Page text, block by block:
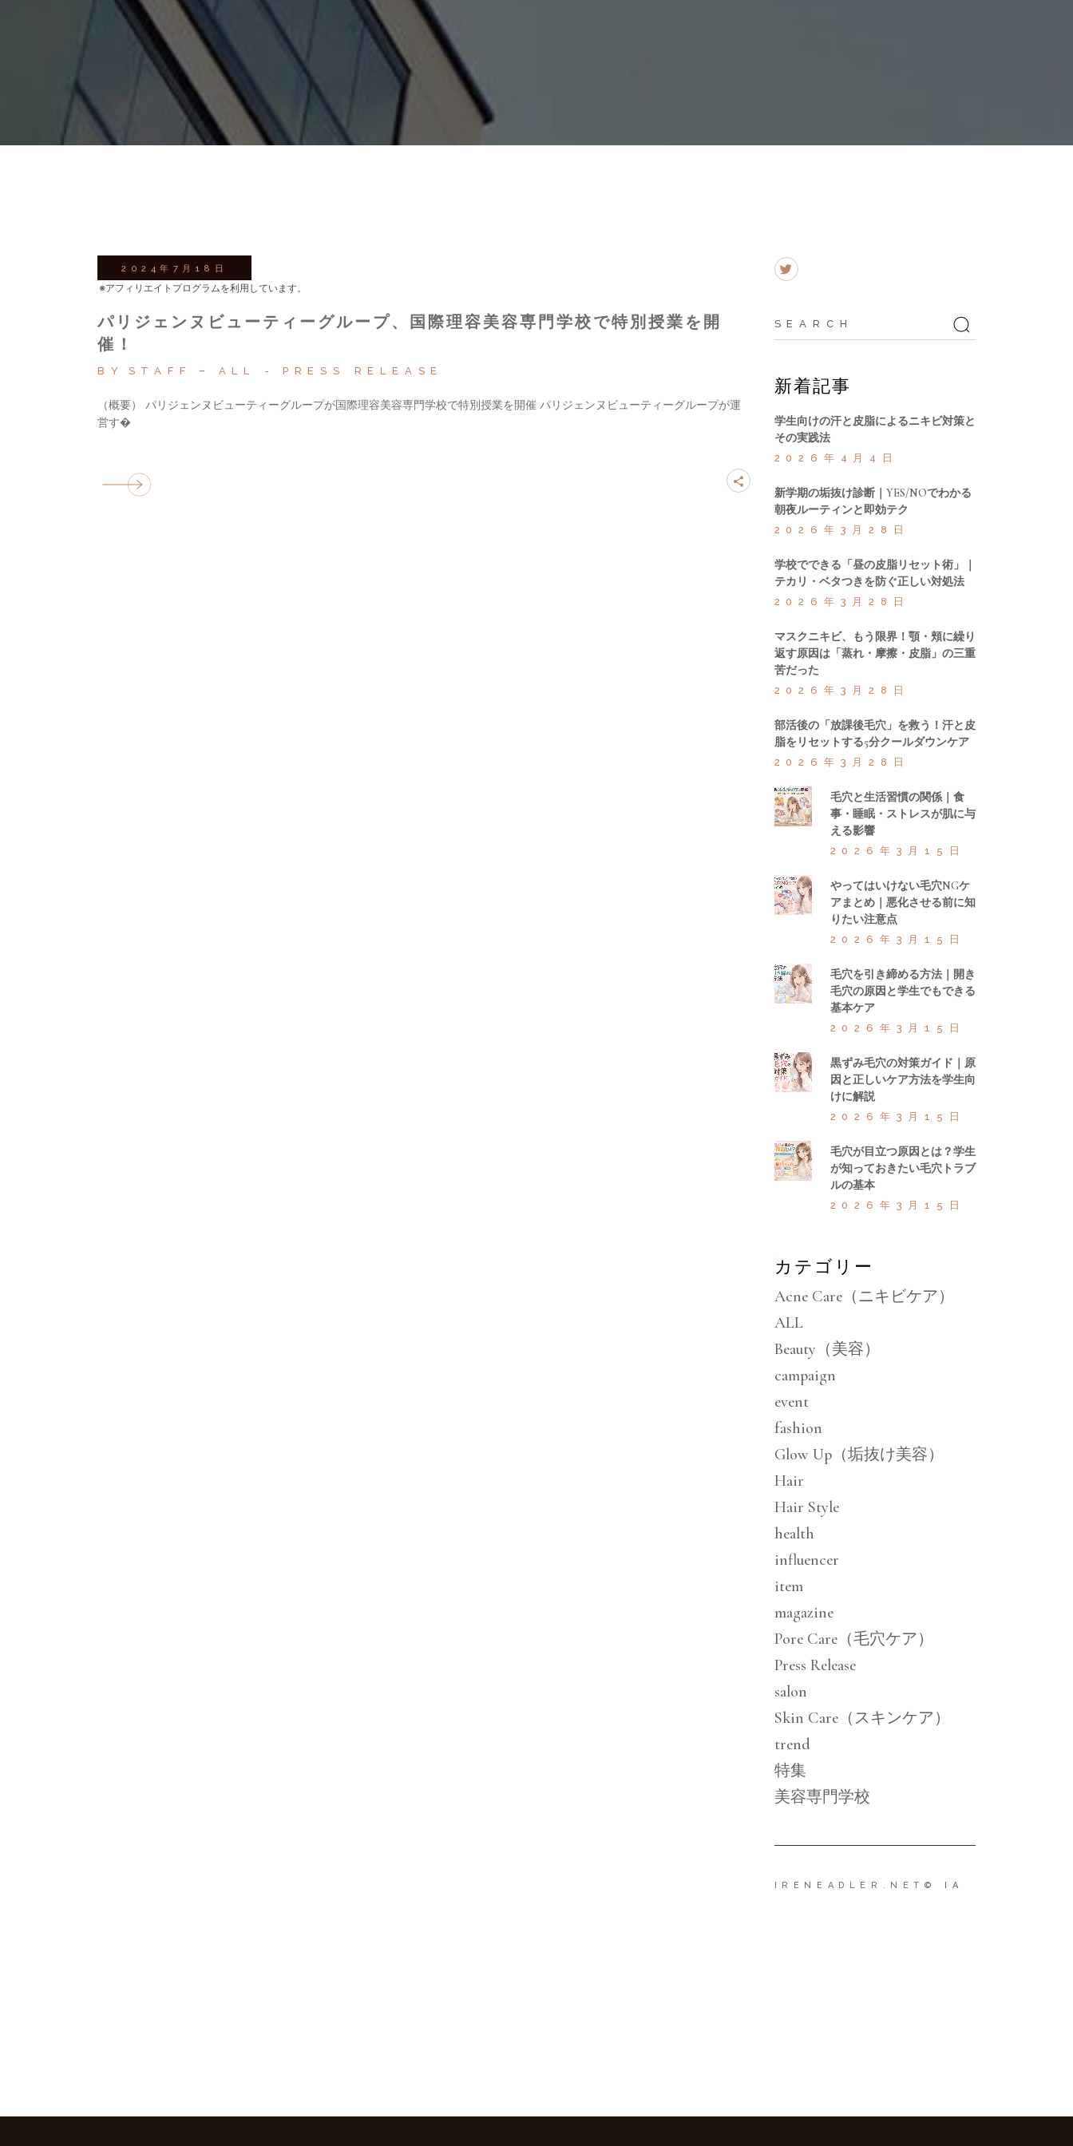
2024年7月18日
パリジェンヌビューティーグループ、国際理容美容専門学校で特別授業を開
催！
BY STAFF ALL PRESS RELEASE
（概要） パリジェンヌビューティーグループが国際理容美容専門学校で特別授業を開催 パリジェンヌビューティーグループが運
営す�
※アフィリエイトプログラムを利用しています。
Search
for:
新着記事
学生向けの汗と皮脂によるニキビ対策と
その実践法
2026年4月4日
新学期の垢抜け診断｜YES/NOでわかる
朝夜ルーティンと即効テク
2026年3月28日
学校でできる「昼の皮脂リセット術」｜
テカリ・ベタつきを防ぐ正しい対処法
2026年3月28日
マスクニキビ、もう限界！顎・頬に繰り
返す原因は「蒸れ・摩擦・皮脂」の三重
苦だった
2026年3月28日
部活後の「放課後毛穴」を救う！汗と皮
脂をリセットする5分クールダウンケア
2026年3月28日
毛穴と生活習慣の関係｜食
事・睡眠・ストレスが肌に与
える影響
2026年3月15日
やってはいけない毛穴NGケ
アまとめ｜悪化させる前に知
りたい注意点
2026年3月15日
毛穴を引き締める方法｜開き
毛穴の原因と学生でもできる
基本ケア
2026年3月15日
黒ずみ毛穴の対策ガイド｜原
因と正しいケア方法を学生向
けに解説
2026年3月15日
毛穴が目立つ原因とは？学生
が知っておきたい毛穴トラブ
ルの基本
2026年3月15日
カテゴリー
Acne Care（ニキビケア）
ALL
Beauty（美容）
campaign
event
fashion
Glow Up（垢抜け美容）
Hair
Hair Style
health
influencer
item
magazine
Pore Care（毛穴ケア）
Press Release
salon
Skin Care（スキンケア）
trend
特集
美容専門学校
IRENEADLER.NET © IA